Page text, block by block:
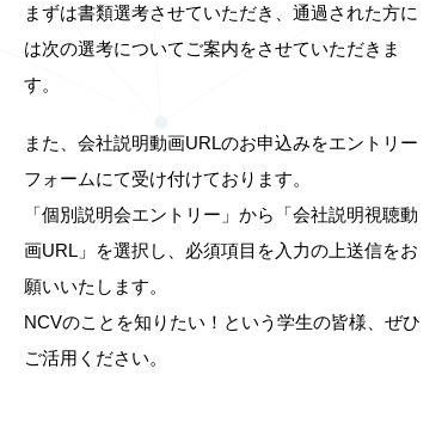
まずは書類選考させていただき、通過された方に
は次の選考についてご案内をさせていただきま
す。
また、会社説明動画URLのお申込みをエントリー
フォームにて受け付けております。
「個別説明会エントリー」から「会社説明視聴動
画URL」を選択し、必須項目を入力の上送信をお
願いいたします。
NCVのことを知りたい！という学生の皆様、ぜひ
ご活用ください。